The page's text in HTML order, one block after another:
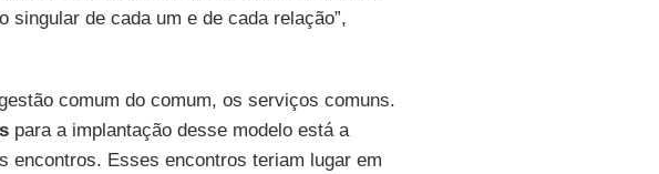
singular de cada um e de cada relação”,
comum do comum, os serviços comuns.
para a implantação desse modelo está a
encontros. Esses encontros teriam lugar em